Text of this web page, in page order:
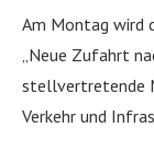
Am Montag wird
„Neue Zufahrt
stellvertretende
Verkehr und